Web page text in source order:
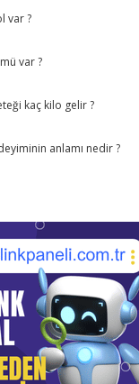
var ?
var ?
kaç kilo gelir ?
anlamı nedir ?